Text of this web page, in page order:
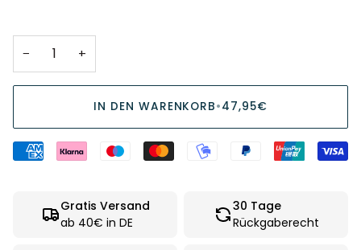
− +
IN DEN WARENKORB•47,95€
Gratis Versand
ab 40€ in DE
30 Tage
Rückgaberecht